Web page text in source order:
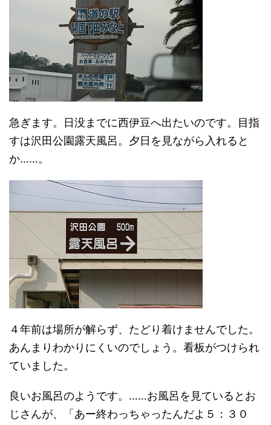
急ぎます。日没までに西伊豆へ出たいのです。目指
すは沢田公園露天風呂。夕日を見ながら入れると
か……。
４年前は場所が解らず、たどり着けませんでした。
あんまりわかりにくいのでしょう。看板がつけられ
ていました。
良いお風呂のようです。……お風呂を見ているとお
じさんが、「あー終わっちゃったんだよ５：３０